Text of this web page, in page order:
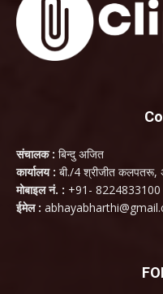
संचालक : बिन्दु अजित
कार्यालय : बी./4 श्रीजीत कलपतरू,
मोबाइल नं. : +91- 8224833100
ईमेल :